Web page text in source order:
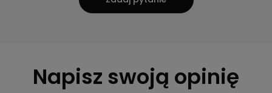
Napisz swoją opinię